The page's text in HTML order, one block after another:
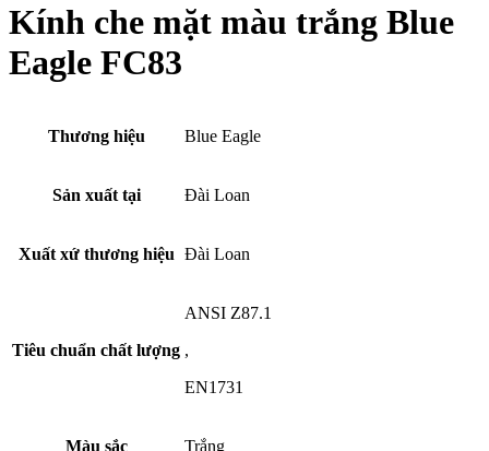
Kính che mặt màu trắng Blue
Eagle FC83
Thương hiệu Blue Eagle
Sản xuất tại Đài Loan
Xuất xứ thương hiệu Đài Loan
Tiêu chuẩn chất lượng
ANSI Z87.1
,
EN1731
Màu sắc Trắng